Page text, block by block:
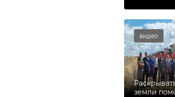
видео
земли